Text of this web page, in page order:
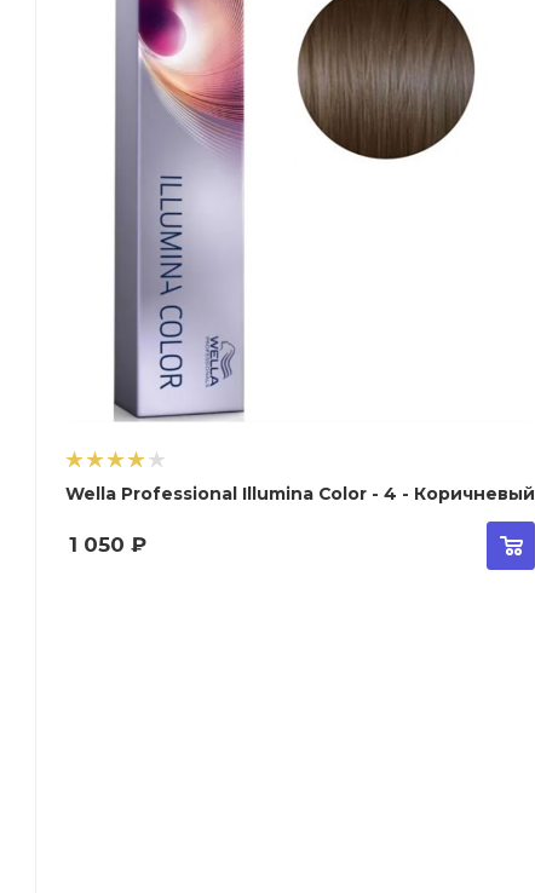
Wella Professional Illumina Color - 4 - Коричневый
1 050 ₽